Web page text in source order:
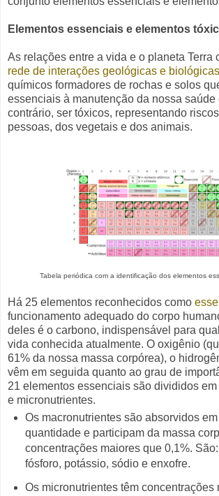
Elementos essenciais e elementos
As relações entre a vida e o planeta Terra
rede de interações geológicas e biológicas
químicos formadores de rochas e solos
essenciais à manutenção da nossa saúde
contrário, ser tóxicos, representando
pessoas, dos vegetais e dos animais.
Tabela periódica com a identificação dos elementos
Há 25 elementos reconhecidos como
funcionamento adequado do corpo
deles é o carbono, indispensável para
vida conhecida atualmente. O oxigênio
61% da nossa massa corpórea), o
vêm em seguida quanto ao grau de
21 elementos essenciais são divididos
e micronutrientes.
Os macronutrientes são absorvidos
quantidade e participam da massa
concentrações maiores que 0,1%.
fósforo, potássio, sódio e enxofre.
Os micronutrientes têm concentrações